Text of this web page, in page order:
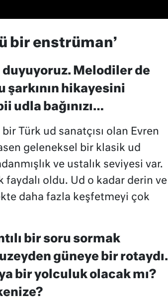
bir enstrüman’
duyuyoruz. Melodiler de
şarkının hikayesini
udla bağınızı…
Türk ud sanatçısı olan Evren
geleneksel bir klasik ud
ve ustalık seviyesi var.
faydalı oldu. Ud o kadar derin ve
daha fazla keşfetmeyi çok
bir soru sormak
güneye bir rotaydı.
bir yolculuk olacak mı?